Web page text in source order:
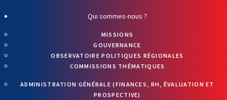
Qui sommes-nous ?
MISSIONS
GOUVERNANCE
OBSERVATOIRE POLITIQUES RÉGIONALES
COMMISSIONS THÉMATIQUES
ADMINISTRATION GÉNÉRALE (FINANCES, RH, ÉVALUATION ET
PROSPECTIVE)